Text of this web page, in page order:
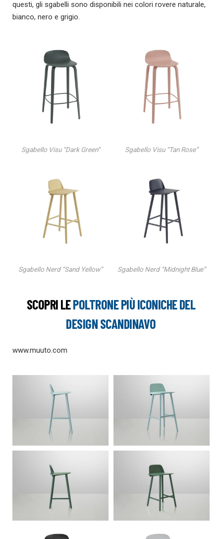
questi, gli sgabelli sono disponibili nei colori rovere naturale,
bianco, nero e grigio.
Sgabello Visu “Dark Green” Sgabello Visu “Tan Rose”
Sgabello Nerd “Sand Yellow” Sgabello Nerd “Midnight Blue”
SCOPRI LEPOLTRONE PIÙ ICONICHE DEL
DESIGN SCANDINAVO
www.muuto.com